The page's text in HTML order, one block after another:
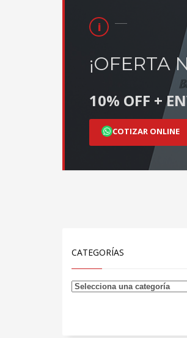
¡OFERTA
10% OFF +
COTIZAR ONLINE
CATEGORÍAS